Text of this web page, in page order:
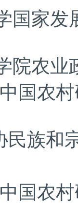
国家发
农业
农村
民族和
农村